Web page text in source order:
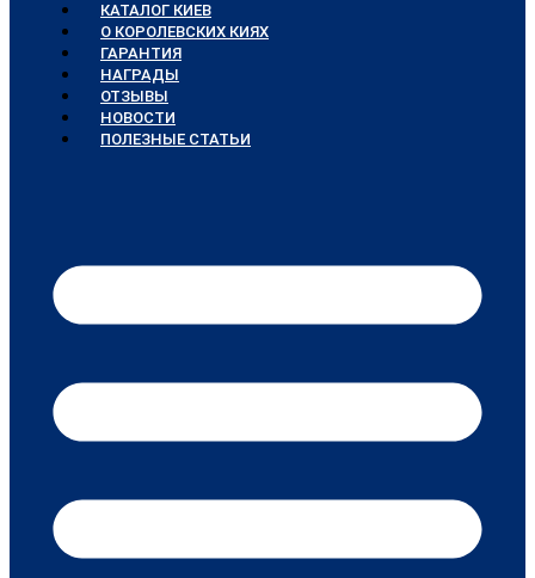
КАТАЛОГ КИЕВ
О КОРОЛЕВСКИХ КИЯХ
ГАРАНТИЯ
НАГРАДЫ
ОТЗЫВЫ
НОВОСТИ
ПОЛЕЗНЫЕ СТАТЬИ